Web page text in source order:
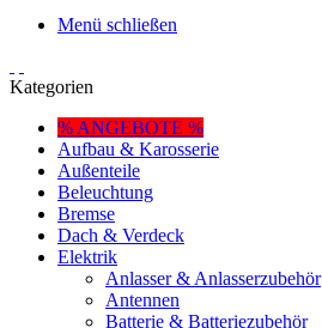
Menü schließen
Kategorien
% ANGEBOTE %
Aufbau & Karosserie
Außenteile
Beleuchtung
Bremse
Dach & Verdeck
Elektrik
Anlasser & Anlasserzubehör
Antennen
Batterie & Batteriezubehör